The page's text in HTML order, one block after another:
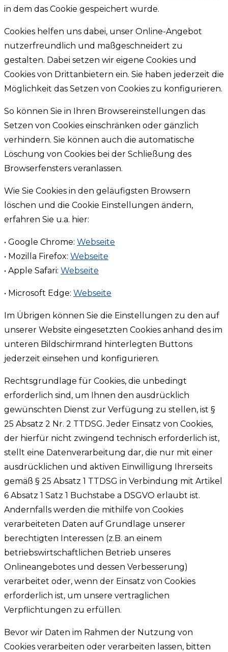
in dem das Cookie gespeichert wurde.
Cookies helfen uns dabei, unser Online-Angebot
nutzerfreundlich und maßgeschneidert zu
gestalten. Dabei setzen wir eigene Cookies und
Cookies von Drittanbietern ein. Sie haben jederzeit die
Möglichkeit das Setzen von Cookies zu konfigurieren.
So können Sie in Ihren Browsereinstellungen das
Setzen von Cookies einschränken oder gänzlich
verhindern. Sie können auch die automatische
Löschung von Cookies bei der Schließung des
Browserfensters veranlassen.
Wie Sie Cookies in den geläufigsten Browsern
löschen und die Cookie Einstellungen ändern,
erfahren Sie u.a. hier:
• Google Chrome: Webseite
• Mozilla Firefox: Webseite
• Apple Safari: Webseite
• Microsoft Edge: Webseite
Im Übrigen können Sie die Einstellungen zu den auf
unserer Website eingesetzten Cookies anhand des im
unteren Bildschirmrand hinterlegten Buttons
jederzeit einsehen und konfigurieren.
Rechtsgrundlage für Cookies, die unbedingt
erforderlich sind, um Ihnen den ausdrücklich
gewünschten Dienst zur Verfügung zu stellen, ist §
25 Absatz 2 Nr. 2 TTDSG. Jeder Einsatz von Cookies,
der hierfür nicht zwingend technisch erforderlich ist,
stellt eine Datenverarbeitung dar, die nur mit einer
ausdrücklichen und aktiven Einwilligung Ihrerseits
gemäß § 25 Absatz 1 TTDSG in Verbindung mit Artikel
6 Absatz 1 Satz 1 Buchstabe a DSGVO erlaubt ist.
Andernfalls werden die mithilfe von Cookies
verarbeiteten Daten auf Grundlage unserer
berechtigten Interessen (z.B. an einem
betriebswirtschaftlichen Betrieb unseres
Onlineangebotes und dessen Verbesserung)
verarbeitet oder, wenn der Einsatz von Cookies
erforderlich ist, um unsere vertraglichen
Verpflichtungen zu erfüllen.
Bevor wir Daten im Rahmen der Nutzung von
Cookies verarbeiten oder verarbeiten lassen, bitten